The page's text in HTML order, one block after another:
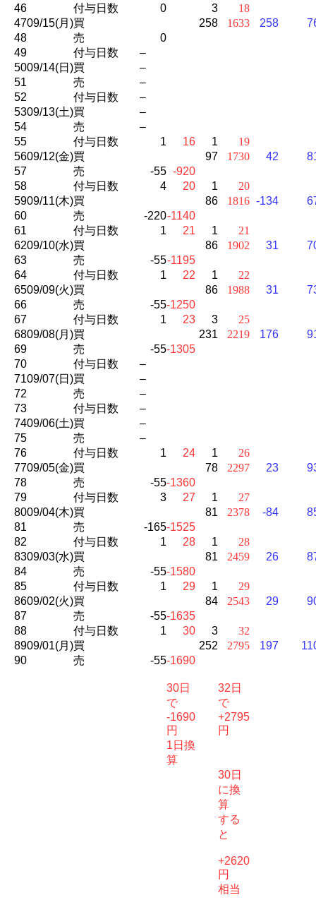
46
09/15(月)
付与日数 0 3
18
47
買 258 1633 258
48
売
0
49
09/14(日)
付与日数
–
50
買
–
51
売
–
52
09/13(土)
付与日数
–
53
買
–
54
売
–
55
09/12(金)
付与日数 1 16 1
19
56
買 97 1730 42
57
売 -55 -920
58
09/11(木)
付与日数 4 20 1
20
59
買 86 1816 -134
60
売 -220-1140
61
09/10(水)
付与日数 1 21 1
21
62
買 86 1902 31
63
売 -55-1195
64
09/09(火)
付与日数 1 22 1
22
65
買 86 1988 31
66
売 -55-1250
67
09/08(月)
付与日数 1 23 3
25
68
買 231 2219 176
69
売 -55-1305
70
09/07(日)
付与日数
–
71
買
–
72
売
–
73
09/06(土)
付与日数
–
74
買
–
75
売
–
76
09/05(金)
付与日数 1 24 1
26
77
買 78 2297 23
78
売 -55-1360
79
09/04(木)
付与日数 3 27 1
27
80
買 81 2378 -84
81
売 -165-1525
82
09/03(水)
付与日数 1 28 1
28
83
買 81 2459 26
84
売 -55-1580
85
09/02(火)
付与日数 1 29 1
29
86
買 84 2543 29
87
売 -55-1635
88
09/01(月)
付与日数 1 30 3
32
89
買 252 2795 197
90
売 -55-1690
30日
で
32日
で
-1690
円
+2795
円
1日換
算
30日
に換
算
する
と
+2620
円
相当